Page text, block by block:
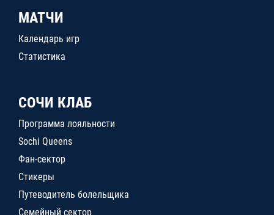
МАТЧИ
Календарь игр
Статистика
СОЧИ КЛАБ
Программа лояльности
Sochi Queens
Фан-сектор
Стикеры
Путеводитель болельщика
Семейный сектор